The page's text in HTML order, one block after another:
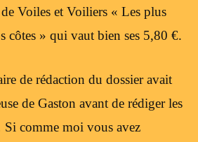
Voiles et Voiliers « Les plus
côtes » qui vaut bien ses 5,80 €.
de rédaction du dossier avait
de Gaston avant de rédiger les
comme moi vous avez